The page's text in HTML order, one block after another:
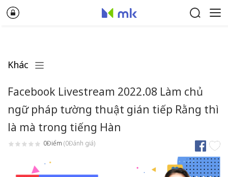
Khác
Facebook Livestream 2022.08 Làm chủ
ngữ pháp tường thuật gián tiếp Rằng thì
là mà trong tiếng Hàn
0Điểm (0Đánh giá)